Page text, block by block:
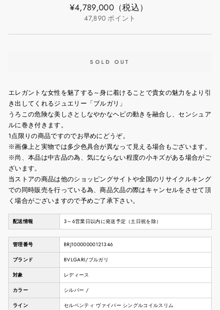
通
¥4,789,000（税込）
47,890 ポイント
SOLD OUT
エレガントな女性を魅了する～身に着けることで貴女の魅力をより引
き出してくれるジュエリー「ブルガリ」
うろこの危険な美しさとしなやかなヘビの動きを融合し、センシュア
ルに巻き付きます。
1点限りの商品ですのでお早めにどうぞ。
※画像上と実物では多少色具合が異なって見える場合もございます。
※尚、本品は中古品の為、気にならない程度の小キズがある場合がご
ざいます。
当ストアの商品は他のショッピングサイトや全国のリサイクルキング
での同時販売を行っている為、商品欠品の際はキャンセルをさせて頂
く場合がございますので予めご了承下さい。
配送情報 3～6営業日以内に発送予定（土日祝を除）
管理番号 BRJ10000000121346
ブランド BVLGARI/ブルガリ
対象 レディース
カラー シルバー /
ライン セルペンティ ヴァイパー シングルコイルスリム